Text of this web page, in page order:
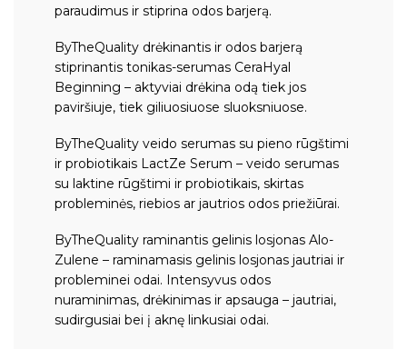
paraudimus ir stiprina odos barjerą.
ByTheQuality drėkinantis ir odos barjerą
stiprinantis tonikas-serumas CeraHyal
Beginning – aktyviai drėkina odą tiek jos
paviršiuje, tiek giliuosiuose sluoksniuose.
ByTheQuality veido serumas su pieno rūgštimi
ir probiotikais LactZe Serum – veido serumas
su laktine rūgštimi ir probiotikais, skirtas
probleminės, riebios ar jautrios odos priežiūrai.
ByTheQuality raminantis gelinis losjonas Alo-
Zulene – raminamasis gelinis losjonas jautriai ir
probleminei odai. Intensyvus odos
nuraminimas, drėkinimas ir apsauga – jautriai,
sudirgusiai bei į aknę linkusiai odai.